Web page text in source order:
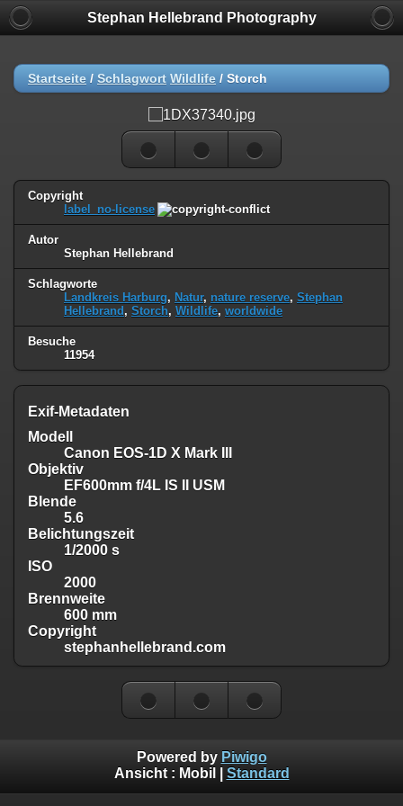
Stephan Hellebrand Photography
Startseite / Schlagwort Wildlife / Storch
Copyright
label_no-license
Autor
Stephan Hellebrand
Schlagworte
Landkreis Harburg, Natur, nature reserve, Stephan
Hellebrand , Storch, Wildlife, worldwide
Besuche
11954
Exif-Metadaten
Modell
Canon EOS-1D X Mark III
Objektiv
EF600mm f/4L IS II USM
Blende
5.6
Belichtungszeit
1/2000 s
ISO
2000
Brennweite
600 mm
Copyright
stephanhellebrand.com
Powered by Piwigo
Ansicht : Mobil Standard